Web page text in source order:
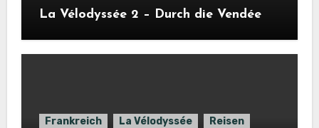
La Vélodyssée 2 – Durch die Vendée
Frankreich La Vélodyssée
Reisen